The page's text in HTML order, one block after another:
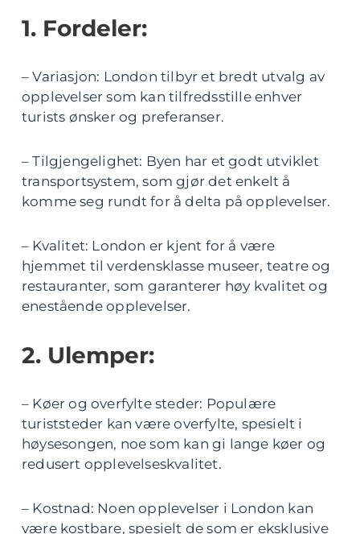
1. Fordeler:
– Variasjon: London tilbyr et bredt utvalg av
opplevelser som kan tilfredsstille enhver
turists ønsker og preferanser.
– Tilgjengelighet: Byen har et godt utviklet
transportsystem, som gjør det enkelt å
komme seg rundt for å delta på opplevelser.
– Kvalitet: London er kjent for å være
hjemmet til verdensklasse museer, teatre og
restauranter, som garanterer høy kvalitet og
enestående opplevelser.
2. Ulemper:
– Køer og overfylte steder: Populære
turiststeder kan være overfylte, spesielt i
høysesongen, noe som kan gi lange køer og
redusert opplevelseskvalitet.
– Kostnad: Noen opplevelser i London kan
være kostbare, spesielt de som er eksklusive